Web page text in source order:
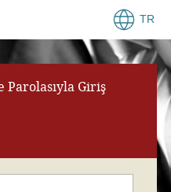
TR
Parolasıyla Giriş